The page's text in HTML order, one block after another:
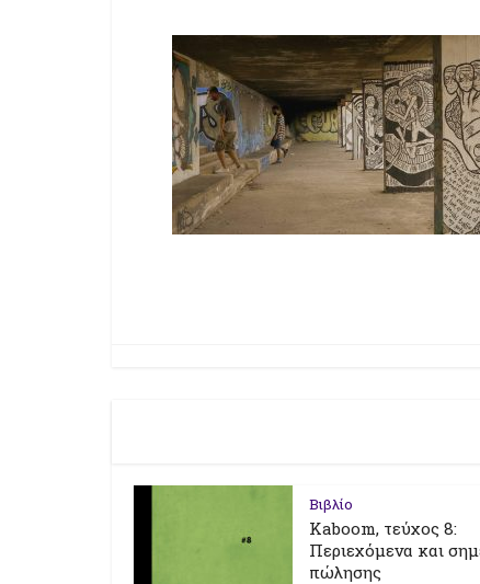
Βιβλίο
Kaboom, τεύχος 8:
Περιεχόμενα και
πώλησης